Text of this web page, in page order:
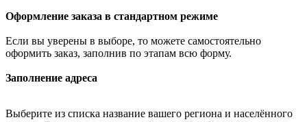
Оформление заказа в стандартном режиме
Если вы уверены в выборе, то можете самостоятельно
оформить заказ, заполнив по этапам всю форму.
Заполнение адреса
Выберите из списка название вашего региона и населённого